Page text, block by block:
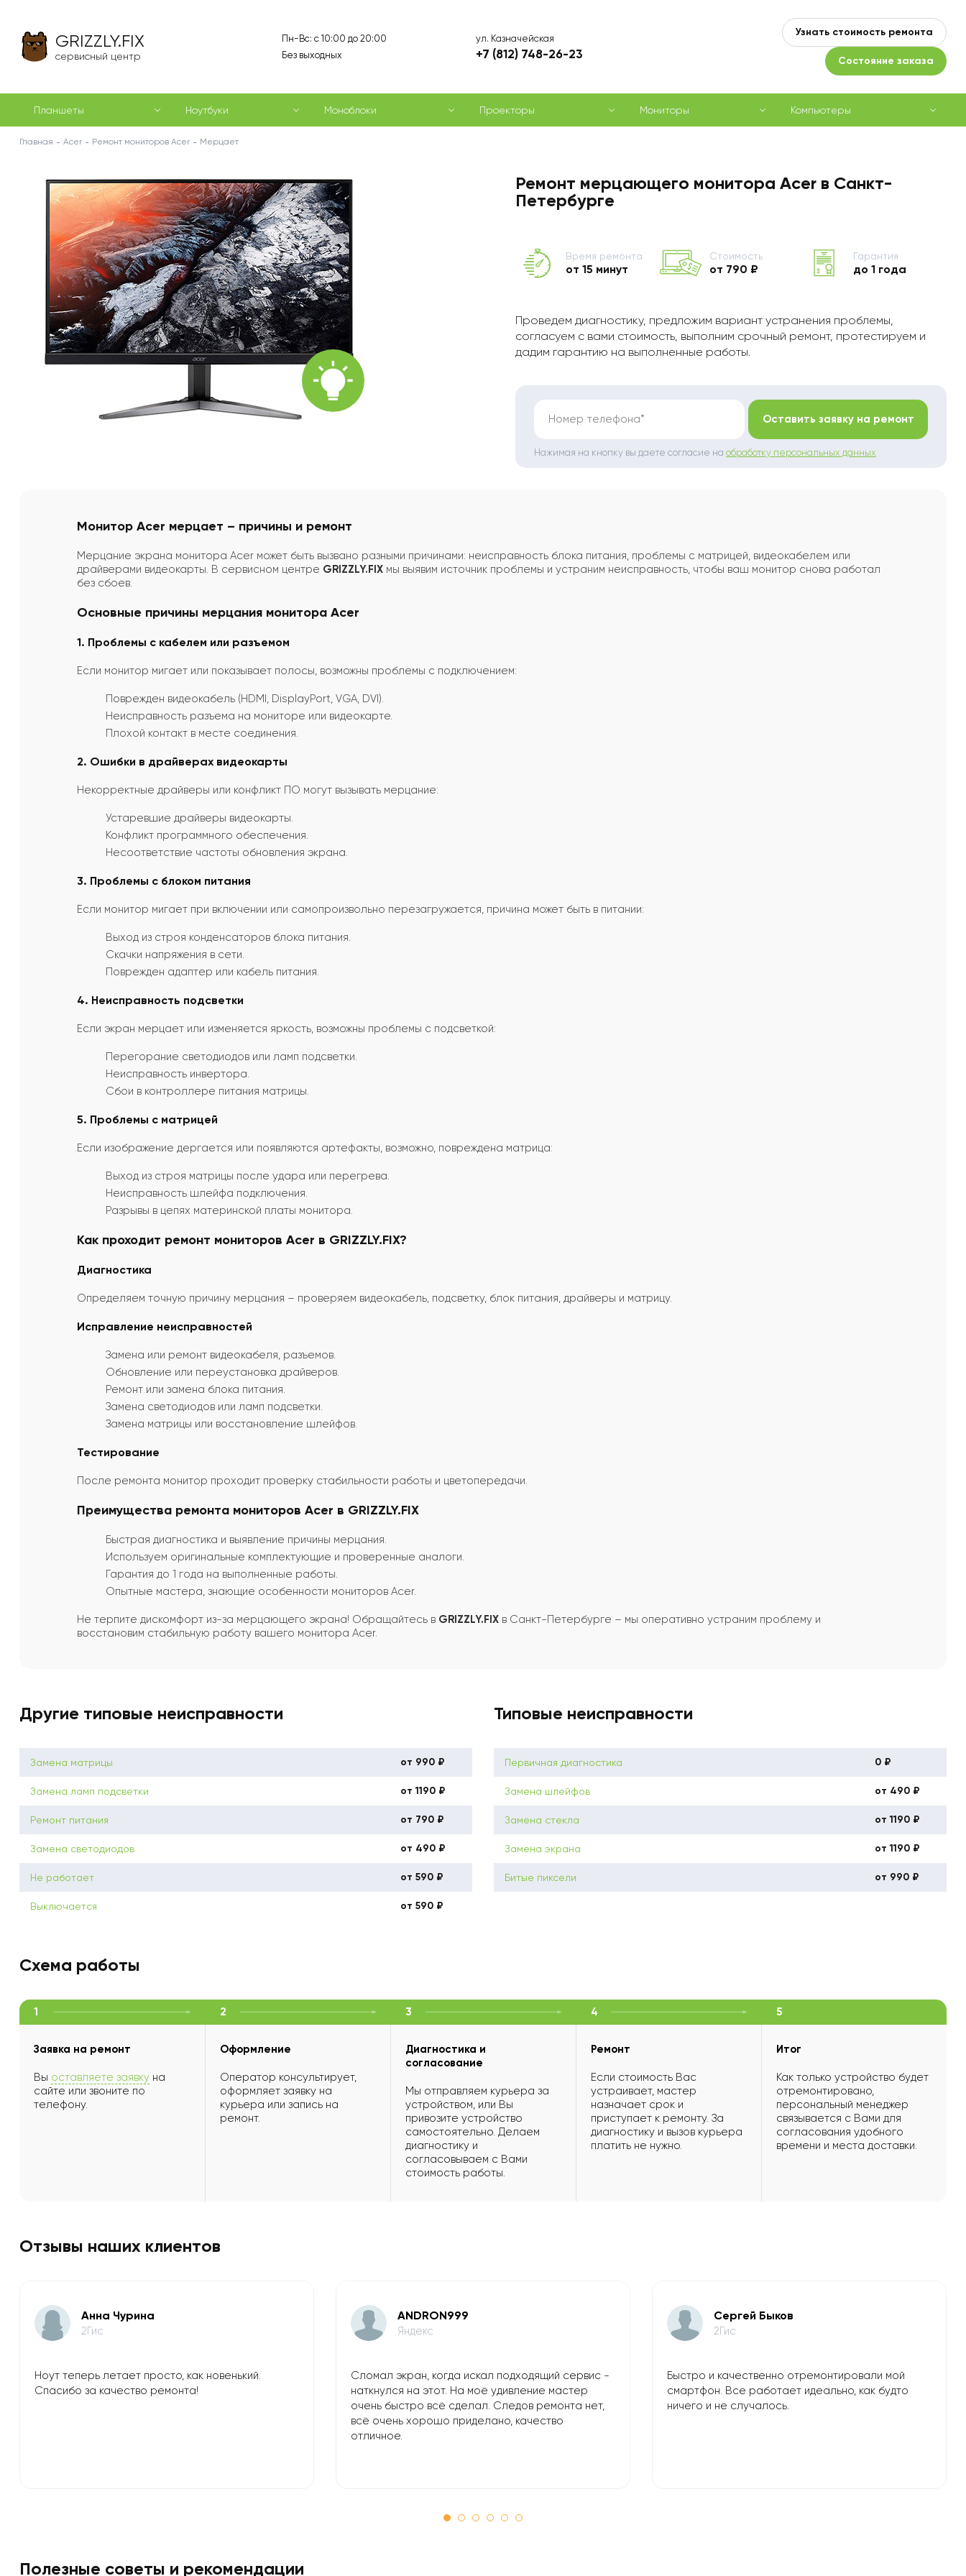
GRIZZLY.FIX
сервисный центр
Пн-Вс: с 10:00 до 20:00
Без выходных
ул. Казначейская
+7 (812) 748-26-23
Узнать стоимость ремонта
Состояние заказа
Планшеты Ноутбуки Моноблоки Проекторы Мониторы Компьютеры
Главная Acer Ремонт мониторов Acer Мерцает
Ремонт мерцающего монитора Acer в Санкт-
Петербурге
Время ремонта
от 15 минут
Стоимость
от 790 ₽
Гарантия
до 1 года
Проведем диагностику, предложим вариант устранения проблемы,
согласуем с вами стоимость, выполним срочный ремонт, протестируем и
дадим гарантию на выполненные работы.
Номер телефона* Оставить заявку на ремонт
Нажимая на кнопку вы даете согласие на обработку персональных данных
Монитор Acer мерцает – причины и ремонт
Мерцание экрана монитора Acer может быть вызвано разными причинами: неисправность блока питания, проблемы с матрицей, видеокабелем или
драйверами видеокарты. В сервисном центре GRIZZLY.FIX мы выявим источник проблемы и устраним неисправность, чтобы ваш монитор снова работал
без сбоев.
Основные причины мерцания монитора Acer
1. Проблемы с кабелем или разъемом
Если монитор мигает или показывает полосы, возможны проблемы с подключением:
Поврежден видеокабель (HDMI, DisplayPort, VGA, DVI).
Неисправность разъема на мониторе или видеокарте.
Плохой контакт в месте соединения.
2. Ошибки в драйверах видеокарты
Некорректные драйверы или конфликт ПО могут вызывать мерцание:
Устаревшие драйверы видеокарты.
Конфликт программного обеспечения.
Несоответствие частоты обновления экрана.
3. Проблемы с блоком питания
Если монитор мигает при включении или самопроизвольно перезагружается, причина может быть в питании:
Выход из строя конденсаторов блока питания.
Скачки напряжения в сети.
Поврежден адаптер или кабель питания.
4. Неисправность подсветки
Если экран мерцает или изменяется яркость, возможны проблемы с подсветкой:
Перегорание светодиодов или ламп подсветки.
Неисправность инвертора.
Сбои в контроллере питания матрицы.
5. Проблемы с матрицей
Если изображение дергается или появляются артефакты, возможно, повреждена матрица:
Выход из строя матрицы после удара или перегрева.
Неисправность шлейфа подключения.
Разрывы в цепях материнской платы монитора.
Как проходит ремонт мониторов Acer в GRIZZLY.FIX?
Диагностика
Определяем точную причину мерцания – проверяем видеокабель, подсветку, блок питания, драйверы и матрицу.
Исправление неисправностей
Замена или ремонт видеокабеля, разъемов.
Обновление или переустановка драйверов.
Ремонт или замена блока питания.
Замена светодиодов или ламп подсветки.
Замена матрицы или восстановление шлейфов.
Тестирование
После ремонта монитор проходит проверку стабильности работы и цветопередачи.
Преимущества ремонта мониторов Acer в GRIZZLY.FIX
Быстрая диагностика и выявление причины мерцания.
Используем оригинальные комплектующие и проверенные аналоги.
Гарантия до 1 года на выполненные работы.
Опытные мастера, знающие особенности мониторов Acer.
Не терпите дискомфорт из-за мерцающего экрана! Обращайтесь в GRIZZLY.FIX в Санкт-Петербурге – мы оперативно устраним проблему и
восстановим стабильную работу вашего монитора Acer.
Другие типовые неисправности
Замена матрицы от 990 ₽
Замена ламп подсветки от 1190 ₽
Ремонт питания от 790 ₽
Замена светодиодов от 490 ₽
Не работает от 590 ₽
Выключается от 590 ₽
Типовые неисправности
Первичная диагностика 0 ₽
Замена шлейфов от 490 ₽
Замена стекла от 1190 ₽
Замена экрана от 1190 ₽
Битые пиксели от 990 ₽
Схема работы
1
Заявка на ремонт
Вы оставляете заявку на
сайте или звоните по
телефону.
2
Оформление
Оператор консультирует,
оформляет заявку на
курьера или запись на
ремонт.
3
Диагностика и
согласование
Мы отправляем курьера за
устройством, или Вы
привозите устройство
самостоятельно. Делаем
диагностику и
согласовываем с Вами
стоимость работы.
4
Ремонт
Если стоимость Вас
устраивает, мастер
назначает срок и
приступает к ремонту. За
диагностику и вызов курьера
платить не нужно.
5
Итог
Как только устройство будет
отремонтировано,
персональный менеджер
связывается с Вами для
согласования удобного
времени и места доставки.
Отзывы наших клиентов
Анна Чурина
2Гис
Ноут теперь летает просто, как новенький.
Спасибо за качество ремонта!
ANDRON999
Яндекс
Сломал экран, когда искал подходящий сервис -
наткнулся на этот. На моё удивление мастер
очень быстро всё сделал. Следов ремонта нет,
всё очень хорошо приделано, качество
отличное.
​Сергей Быков
2Гис
Быстро и качественно отремонтировали мой
смартфон. Все работает идеально, как будто
ничего и не случалось.
Полезные советы и рекомендации